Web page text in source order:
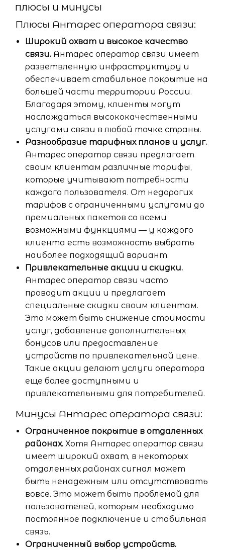
плюсы и минусы
Плюсы Антарес оператора связи:
Широкий охват и высокое качество
связи. Антарес оператор связи имеет
разветвленную инфраструктуру и
обеспечивает стабильное покрытие на
большей части территории России.
Благодаря этому, клиенты могут
наслаждаться высококачественными
услугами связи в любой точке страны.
Разнообразие тарифных планов и услуг.
Антарес оператор связи предлагает
своим клиентам различные тарифы,
которые учитывают потребности
каждого пользователя. От недорогих
тарифов с ограниченными услугами до
премиальных пакетов со всеми
возможными функциями — у каждого
клиента есть возможность выбрать
наиболее подходящий вариант.
Привлекательные акции и скидки.
Антарес оператор связи часто
проводит акции и предлагает
специальные скидки своим клиентам.
Это может быть снижение стоимости
услуг, добавление дополнительных
бонусов или предоставление
устройств по привлекательной цене.
Такие акции делают услуги оператора
еще более доступными и
привлекательными для потребителей.
Минусы Антарес оператора связи:
Ограниченное покрытие в отдаленных
районах. Хотя Антарес оператор связи
имеет широкий охват, в некоторых
отдаленных районах сигнал может
быть ненадежным или отсутствовать
вовсе. Это может быть проблемой для
пользователей, которым необходимо
постоянное подключение и стабильная
связь.
Ограниченный выбор устройств.